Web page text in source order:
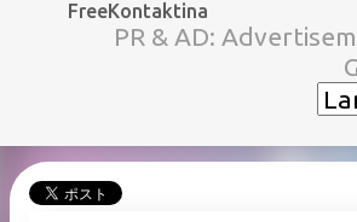
スキップしてメイン コン
FreeKontaktina
PR & AD: